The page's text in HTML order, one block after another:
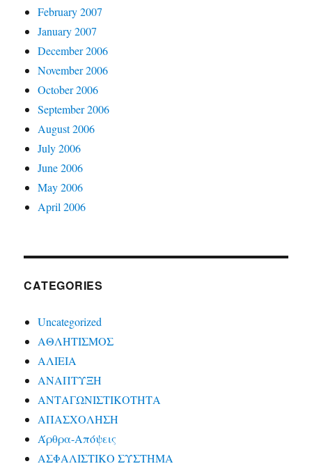
February 2007
January 2007
December 2006
November 2006
October 2006
September 2006
August 2006
July 2006
June 2006
May 2006
April 2006
CATEGORIES
Uncategorized
ΑΘΛΗΤΙΣΜΟΣ
ΑΛΙΕΙΑ
ΑΝΑΠΤΥΞΗ
ΑΝΤΑΓΩΝΙΣΤΙΚΟΤΗΤΑ
ΑΠΑΣΧΟΛΗΣΗ
Άρθρα-Απόψεις
ΑΣΦΑΛΙΣΤΙΚΟ ΣΥΣΤΗΜΑ